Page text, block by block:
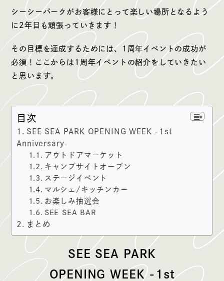
シーシーパークがお客様にとって楽しい場所となるよう
に2年目も頑張っていきます！
その目標を達成するためには、1周年イベントの成功が
必須！ここからは1周年イベントの紹介をしていきたい
と思います。
目次
SEE SEA PARK OPENING WEEK -1st
Anniversary-
アウトドアマーケット
キャンプサイトオープン
ステージイベント
マルシェ/キッチンカー
お楽しみ抽選会
SEE SEA BAR
まとめ
SEE SEA PARK
OPENING WEEK -1st